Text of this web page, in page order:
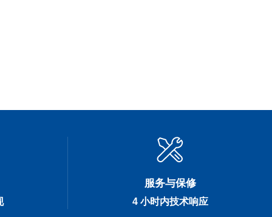
服务与保修
4 小时内技术响应